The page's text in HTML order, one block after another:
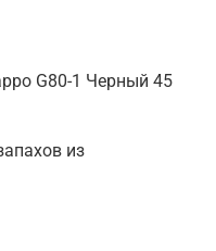
G80-1 Черный 45
из